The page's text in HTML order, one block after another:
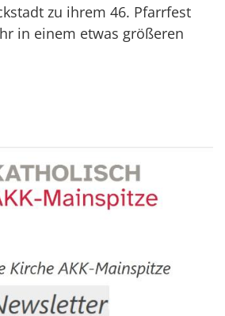
zu ihrem 46. Pfarrfest
in einem etwas größeren